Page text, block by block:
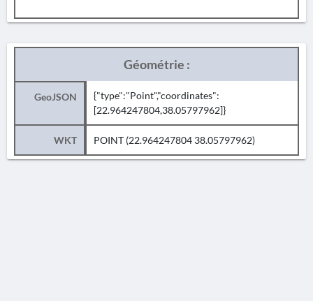
Géométrie :
GeoJSON
{"type":"Point","coordinates":
[22.964247804,38.05797962]}
WKT POINT (22.964247804 38.05797962)